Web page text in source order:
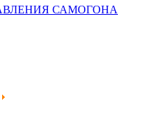
САМОГОНА